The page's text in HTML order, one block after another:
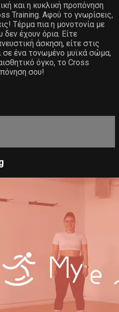
και η κυκλική προπόνηση
Training. Αφού το γνωρίσεις,
Τέρμα πια η μονοτονία με
έχουν όρια. Είτε
άσκηση, είτε στις
σε ένα τονωμένο μυϊκά σώμα,
όγκο, το Cross
σου!